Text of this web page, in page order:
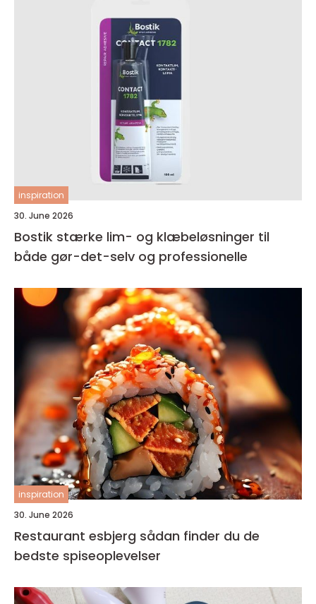
inspiration
30. June 2026
Bostik stærke lim- og klæbeløsninger til
både gør-det-selv og professionelle
inspiration
30. June 2026
Restaurant esbjerg sådan finder du de
bedste spiseoplevelser